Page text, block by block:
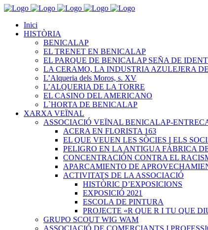
Inici
HISTÒRIA
BENICALAP
EL TRENET EN BENICALAP
EL PARQUE DE BENICALAP SEÑA DE
LA CERAMO, LA INDUSTRIA AZULEJERA
L’Alqueria dels Moros, s. XV
L’ALQUERIA DE LA TORRE
EL CASINO DEL AMERICANO
L`HORTA DE BENICALAP
XARXA VEÏNAL
ASSOCIACIÓ VEÏNAL BENICALAP-
ACERA EN FLORISTA 163
EL QUE VEUEN LES SÒCIES I ELS
PELIGRO EN LA ANTIGUA FÁBRICA
CONCENTRACIÓN CONTRA EL
APARCAMIENTO DE
ACTIVITATS DE LA ASSOCIACIÓ
HISTÒRIC D’EXPOSICIONS
EXPOSICIÓ 2021
ESCOLA DE PINTURA
PROJECTE «R QUE R I TU QUE
GRUPO SCOUT WIG WAM
ASSOCIACIÓ DE COMERCIANTS I